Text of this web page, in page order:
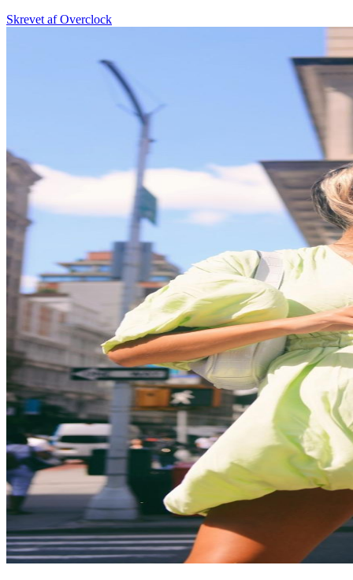
Skrevet afOverclock